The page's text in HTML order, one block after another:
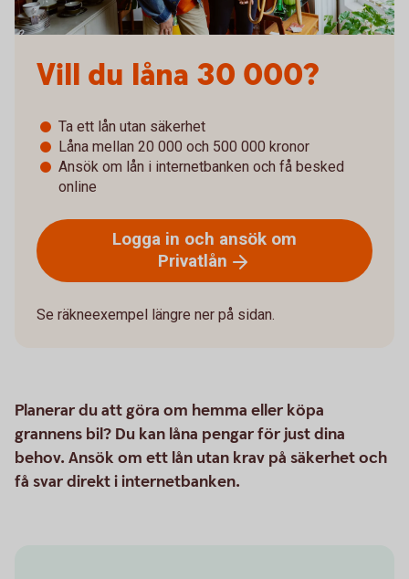
Vill du låna 30 000?
Ta ett lån utan säkerhet
Låna mellan 20 000 och 500 000 kronor
Ansök om lån i internetbanken och få besked
online
Logga in och ansök om
Privatlån
Se räkneexempel längre ner på sidan.
Planerar du att göra om hemma eller köpa
grannens bil? Du kan låna pengar för just dina
behov. Ansök om ett lån utan krav på säkerhet och
få svar direkt i internetbanken.